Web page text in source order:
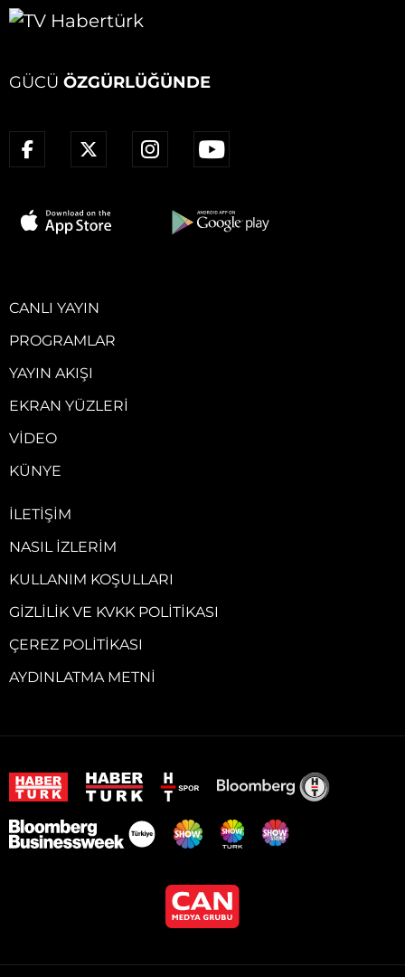
GÜCÜ ÖZGÜRLÜĞÜNDE
CANLI YAYIN
PROGRAMLAR
YAYIN AKIŞI
EKRAN YÜZLERI
VIDEO
KÜNYE
İLETIŞIM
NASIL İZLERIM
KULLANIM KOŞULLARI
GIZLILIK VE KVKK POLITIKASI
ÇEREZ POLITIKASI
AYDINLATMA METNI